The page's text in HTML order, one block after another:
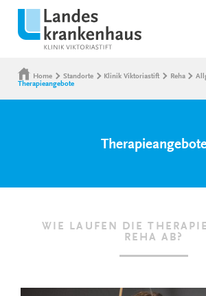
Home Standorte Klinik Viktoriastift Reha
Therapieangebote
WIE LAUFEN DIE
REHA AB?